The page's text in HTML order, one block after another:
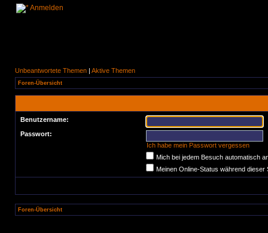
Anmelden
Unbeantwortete Themen | Aktive Themen
Foren-Übersicht
Benutzername:
Passwort:
Ich habe mein Passwort vergessen
Mich bei jedem Besuch automatisch
Meinen Online-Status während dieser
Foren-Übersicht